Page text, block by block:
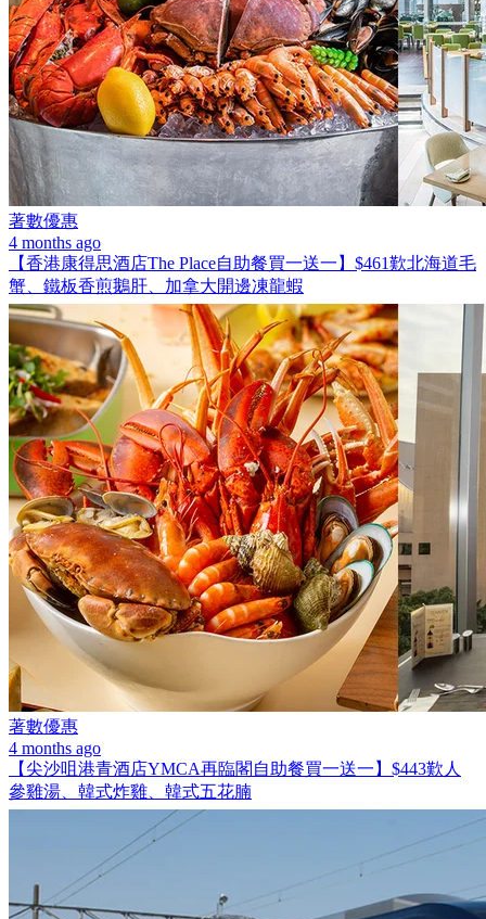
著數優惠
4 months ago
【香港康得思酒店The Place自助餐買一送一】$461歎北海道毛
蟹、鐵板香煎鵝肝、加拿大開邊凍龍蝦
著數優惠
4 months ago
【尖沙咀港青酒店YMCA再臨閣自助餐買一送一】$443歎人
參雞湯、韓式炸雞、韓式五花腩